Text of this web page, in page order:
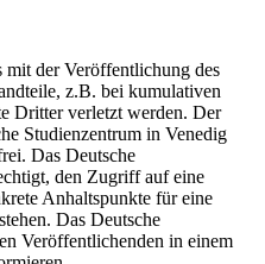
mit der Veröffentlichung des
z.B. bei kumulativen
Dritter verletzt werden. Der
Studienzentrum in Venedig
Das Deutsche
den Zugriff auf eine
Anhaltspunkte für eine
Das Deutsche
Veröffentlichenden in einem